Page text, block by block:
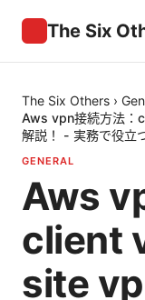
The Six
The Six Others ›
Aws vpn接続方法
解説！ - 実務で役立
GENERAL
Aws
client
site